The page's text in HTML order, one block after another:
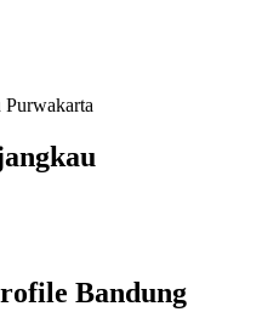
Purwakarta
Bandung